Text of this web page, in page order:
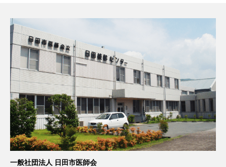
一般社団法人 日田市医師会